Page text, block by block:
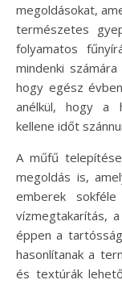
megoldásokat,
természetes
folyamatos
mindenki
hogy egész
anélkül, hogy a
kellene időt
A műfű
megoldás is,
emberek
vízmegtakarítás,
éppen a
hasonlítanak a
és textúrák